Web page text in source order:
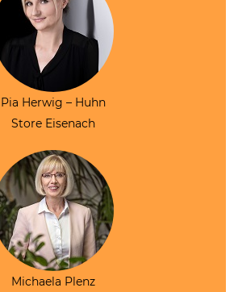
Pia Herwig – Huhn
Store Eisenach
Michaela Plenz